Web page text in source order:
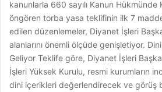
kanunlarla 660 sayılı Kanun Hükmünde
öngören torba yasa teklifinin ilk 7
edilen düzenlemeler, Diyanet İşleri
alanlarını önemli ölçüde genişletiyor.
Geliyor Teklife göre, Diyanet İşleri
İşleri Yüksek Kurulu, resmi kurumların
dini içerikleri değerlendirecek ve görüş